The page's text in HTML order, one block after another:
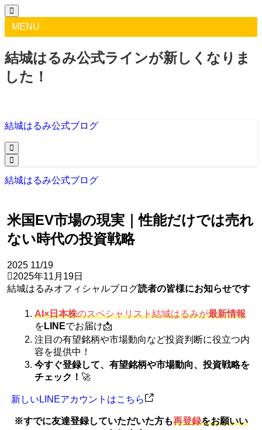
MENU
結城はるみ公式ラインが新しくなりま
した！
結城はるみ公式ブログ
結城はるみ公式ブログ
米国EV市場の現実｜性能だけでは売れ
ない時代の投資戦略
2025 11/19
2025年11月19日
結城はるみオフィシャルブログ読者の皆様にお知らせです
AI×日本株のスペシャリスト結城はるみが最新情報
を LINEでお届け📩
注目の有望銘柄や市場動向など投資判断に役立つ内
容を提供中！
今すぐ登録して、有望銘柄や市場動向、投資戦略を
チェック！ 🚀
新しいLINEアカウントはこちら
※すでに友達登録していただいた方も再登録をお願いい